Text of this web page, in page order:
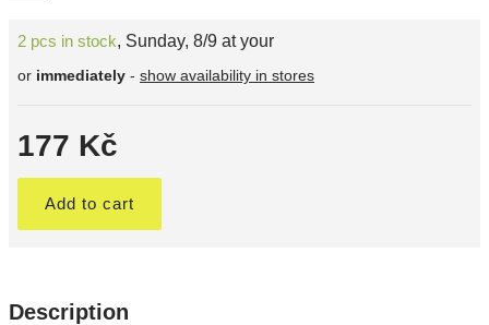
2 pcs in stock, Sunday, 8/9 at your
or immediately - show availability in stores
177 Kč
Add to cart
Description